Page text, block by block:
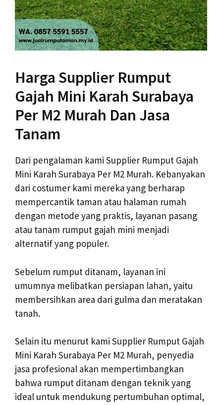
Harga Supplier Rumput
Gajah Mini Karah Surabaya
Per M2 Murah Dan Jasa
Tanam
Dari pengalaman kami Supplier Rumput Gajah
Mini Karah Surabaya Per M2 Murah. Kebanyakan
dari costumer kami mereka yang berharap
mempercantik taman atau halaman rumah
dengan metode yang praktis, layanan pasang
atau tanam rumput gajah mini menjadi
alternatif yang populer.
Sebelum rumput ditanam, layanan ini
umumnya melibatkan persiapan lahan, yaitu
membersihkan area dari gulma dan meratakan
tanah.
Selain itu menurut kami Supplier Rumput Gajah
Mini Karah Surabaya Per M2 Murah, penyedia
jasa profesional akan mempertimbangkan
bahwa rumput ditanam dengan teknik yang
ideal untuk mendukung pertumbuhan optimal,